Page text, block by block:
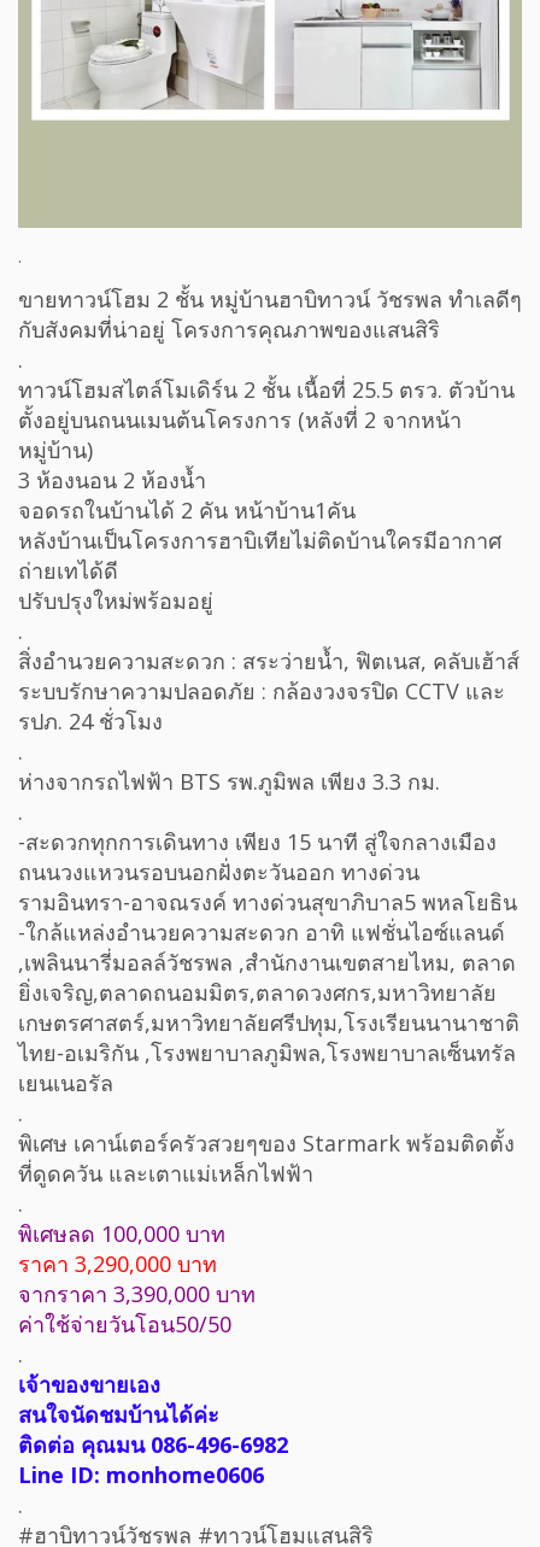
.
ขายทาวน์โฮม 2 ชั้น หมู่บ้านฮาบิทาวน์ วัชรพล ทำเลดีๆ
กับสังคมที่น่าอยู่ โครงการคุณภาพของแสนสิริ
.
ทาวน์โฮมสไตล์โมเดิร์น 2 ชั้น เนื้อที่ 25.5 ตรว. ตัวบ้าน
ตั้งอยู่บนถนนเมนต้นโครงการ (หลังที่ 2 จากหน้า
หมู่บ้าน)
3 ห้องนอน 2 ห้องน้ำ
จอดรถในบ้านได้ 2 คัน หน้าบ้าน1คัน
หลังบ้านเป็นโครงการฮาบิเทียไม่ติดบ้านใครมีอากาศ
ถ่ายเทได้ดี
ปรับปรุงใหม่พร้อมอยู่
.
สิ่งอำนวยความสะดวก : สระว่ายน้ำ, ฟิตเนส, คลับเฮ้าส์
ระบบรักษาความปลอดภัย : กล้องวงจรปิด CCTV และ
รปภ. 24 ชั่วโมง
.
ห่างจากรถไฟฟ้า BTS รพ.ภูมิพล เพียง 3.3 กม.
.
-สะดวกทุกการเดินทาง เพียง 15 นาที สู่ใจกลางเมือง
ถนนวงแหวนรอบนอกฝั่งตะวันออก ทางด่วน
รามอินทรา-อาจณรงค์ ทางด่วนสุขาภิบาล5 พหลโยธิน
-ใกล้แหล่งอำนวยความสะดวก อาทิ แฟชั่นไอซ์แลนด์
,เพลินนารี่มอลล์วัชรพล ,สำนักงานเขตสายไหม, ตลาด
ยิ่งเจริญ,ตลาดถนอมมิตร,ตลาดวงศกร,มหาวิทยาลัย
เกษตรศาสตร์,มหาวิทยาลัยศรีปทุม,โรงเรียนนานาชาติ
ไทย-อเมริกัน ,โรงพยาบาลภูมิพล,โรงพยาบาลเซ็นทรัล
เยนเนอรัล
.
พิเศษ เคาน์เตอร์ครัวสวยๆของ Starmark พร้อมติดตั้ง
ที่ดูดควัน และเตาแม่เหล็กไฟฟ้า
.
พิเศษลด 100,000 บาท
ราคา 3,290,000 บาท
จากราคา 3,390,000 บาท
ค่าใช้จ่ายวันโอน50/50
.
เจ้าของขายเอง
สนใจนัดชมบ้านได้ค่ะ
ติดต่อ คุณมน 086-496-6982
Line ID: monhome0606
.
#ฮาบิทาวน์วัชรพล #ทาวน์โฮมแสนสิริ